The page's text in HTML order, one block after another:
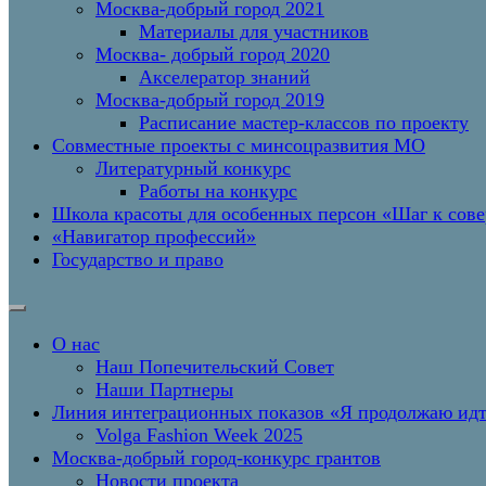
Москва-добрый город 2021
Материалы для участников
Москва- добрый город 2020
Акселератор знаний
Москва-добрый город 2019
Расписание мастер-классов по проекту
Совместные проекты с минсоцразвития МО
Литературный конкурс
Работы на конкурс
Школа красоты для особенных персон «Шаг к
«Навигатор профессий»
Государство и право
О нас
Наш Попечительский Совет
Наши Партнеры
Линия интеграционных показов «Я продолжаю
Volga Fashion Week 2025
Москва-добрый город-конкурс грантов
Новости проекта